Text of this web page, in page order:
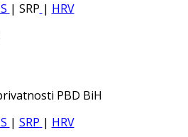
| SRP | HRV
PBD BiH
| SRP | HRV